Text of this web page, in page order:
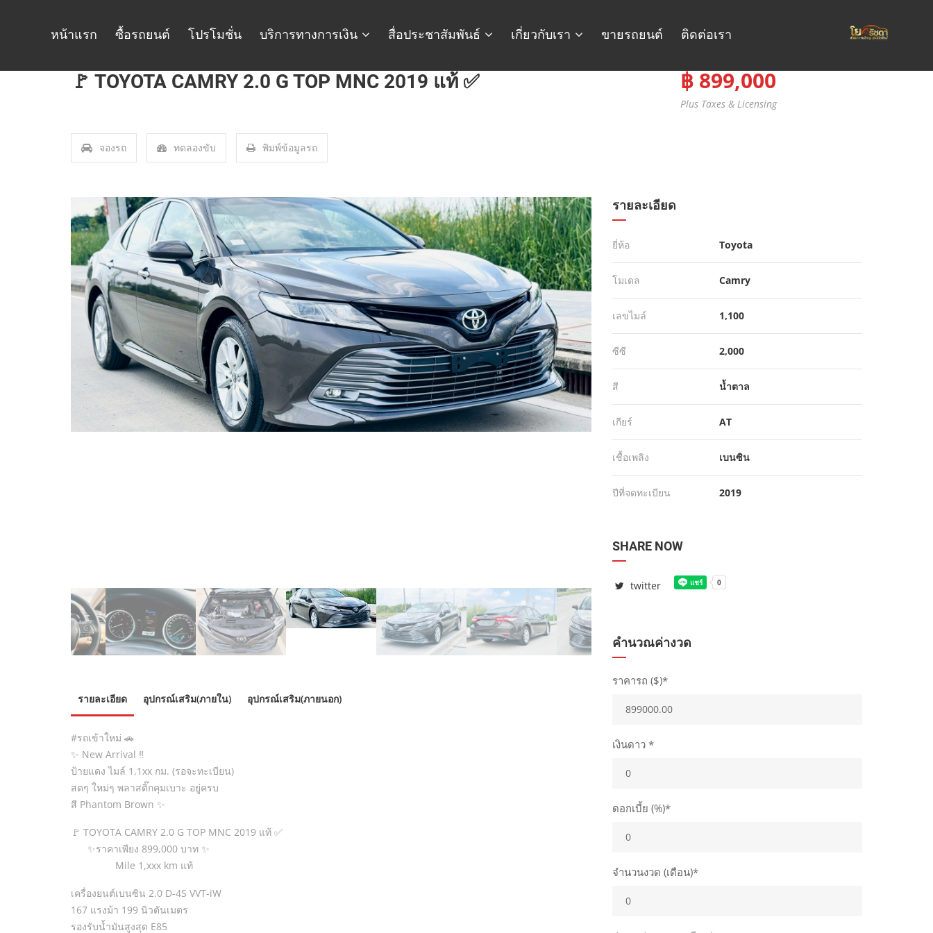
หน้าแรก ซื้อรถยนต์ โปรโมชั่น บริการทางการเงิน สื่อประชาสัมพันธ์ เกี่ยวกับเรา ขายรถยนต์ ติดต่อเรา
🚩 TOYOTA CAMRY 2.0 G TOP MNC 2019 แท้ ✅ ฿ 899,000
Plus Taxes & Licensing
จองรถ ทดลองขับ พิมพ์ข้อมูลรถ
รายละเอียด อุปกรณ์เสริม(ภายใน) อุปกรณ์เสริม(ภายนอก)
#รถเข้าใหม่ 🚗
✨ New​ Arrival ‼️
ป้ายแดง ไมล์ 1,1xx กม. (รอจะทะเบียน)
สดๆ ใหม่ๆ พลาสติ๊กคุมเบาะ อยู่ครบ
สี Phantom Brown ✨
🚩 TOYOTA CAMRY 2.0 G TOP MNC 2019 แท้ ✅
✨ราคาเพียง 899,000 บาท ✨
Mile 1,xxx km แท้
เครื่องยนต์เบนซิน 2.0 D-4S VVT-iW
167 แรงม้า 199 นิวตันเมตร
รองรับน้ำมันสูงสุด E85
รายละเอียด
ยี่ห้อ Toyota
โมเดล Camry
เลขไมล์ 1,100
ซีซี 2,000
สี น้ำตาล
เกียร์ AT
เชื้อเพลิง เบนซิน
ปีที่จดทะเบียน 2019
SHARE NOW
twitter
คำนวณค่างวด
ราคารถ ($)*
เงินดาว *
ดอกเบี้ย (%)*
จำนวนงวด (เดือน)*